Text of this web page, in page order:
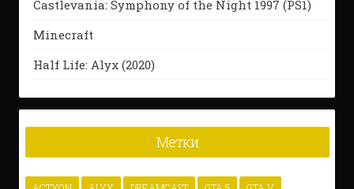
Castlevania: Symphony of the Night 1997 (PS1)
Minecraft
Half Life: Alyx (2020)
Метки